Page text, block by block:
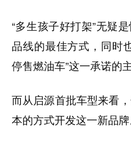
“多生孩子好打架”无疑
品线的最佳方式，同时
停售燃油车”这一承诺的
而从启源首批车型来看
本的方式开发这一新品牌